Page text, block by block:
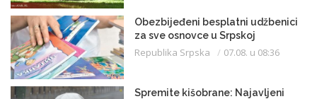
Obezbijeđeni besplatni udžbenici
za sve osnovce u Srpskoj
Republika Srpska 07.08. u 08:36
Spremite kišobrane: Najavljeni